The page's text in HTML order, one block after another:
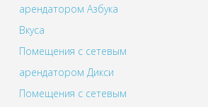
арендатором Азбука
Вкуса
Помещения с сетевым
арендатором Дикси
Помещения с сетевым